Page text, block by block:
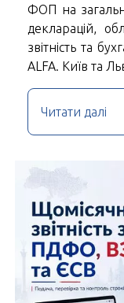
ФОП на
декларацій,
звітність та
ALFA. Київ та
Читати далі